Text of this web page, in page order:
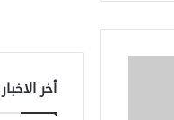
أخر الاخبار